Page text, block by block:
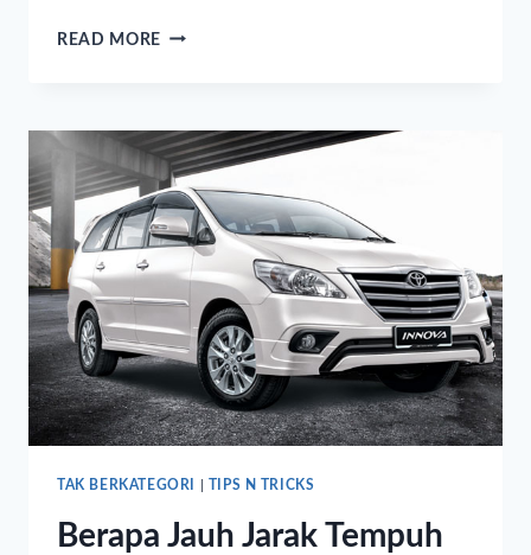
READ MORE
TAK BERKATEGORI TIPS N TRICKS
Berapa Jauh Jarak Tempuh